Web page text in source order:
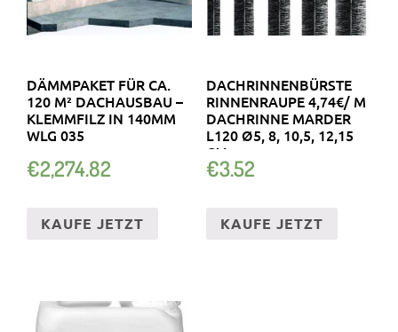
DÄMMPAKET FÜR CA.
120 M² DACHAUSBAU –
KLEMMFILZ IN 140MM
WLG 035
€2,274.82
KAUFE JETZT
DACHRINNENBÜRSTE
RINNENRAUPE 4,74€/ M
DACHRINNE MARDER
L120 Ø5, 8, 10,5, 12,15
CM
€3.52
KAUFE JETZT